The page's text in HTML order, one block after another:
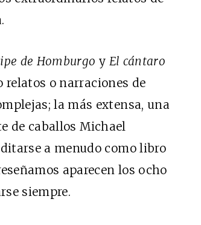
de Homburgo y El cántaro
relatos o narraciones de
la más extensa, una
de caballos Michael
a menudo como libro
aparecen los ocho
siempre.